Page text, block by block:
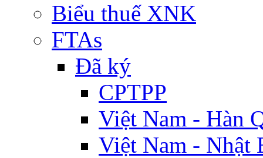
Biểu thuế XNK
FTAs
Đã ký
CPTPP
Việt Nam - Hàn
Việt Nam - Nhật